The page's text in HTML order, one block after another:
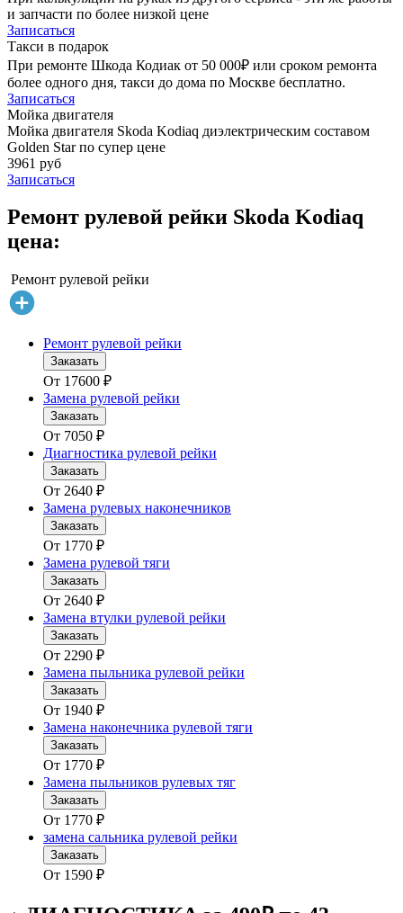
и запчасти по более низкой цене
Записаться
Такси в подарок
При ремонте Шкода Кодиак от 50 000₽ или сроком ремонта
более одного дня, такси до дома по Москве бесплатно.
Записаться
Мойка двигателя
Мойка двигателя Skoda Kodiaq диэлектрическим составом
Golden Star по супер цене
3961 руб
Записаться
Ремонт рулевой рейки Skoda Kodiaq
цена:
Ремонт рулевой рейки
Ремонт рулевой рейки
Заказать
От 17600 ₽
Замена рулевой рейки
Заказать
От 7050 ₽
Диагностика рулевой рейки
Заказать
От 2640 ₽
Замена рулевых наконечников
Заказать
От 1770 ₽
Замена рулевой тяги
Заказать
От 2640 ₽
Замена втулки рулевой рейки
Заказать
От 2290 ₽
Замена пыльника рулевой рейки
Заказать
От 1940 ₽
Замена наконечника рулевой тяги
Заказать
От 1770 ₽
Замена пыльников рулевых тяг
Заказать
От 1770 ₽
замена сальника рулевой рейки
Заказать
От 1590 ₽